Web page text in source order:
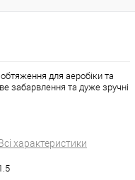
обтяження для аеробіки та
забарвлення та дуже зручні
Всі характеристики